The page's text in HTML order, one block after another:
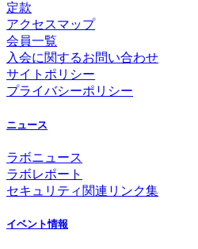
定款
アクセスマップ
会員一覧
入会に関するお問い合わせ
サイトポリシー
プライバシーポリシー
ニュース
ラボニュース
ラボレポート
セキュリティ関連リンク集
イベント情報